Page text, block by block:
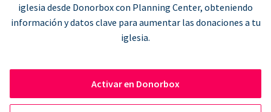
iglesia desde Donorbox con Planning Center, obteniendo
información y datos clave para aumentar las donaciones a tu
iglesia.
Activar en Donorbox